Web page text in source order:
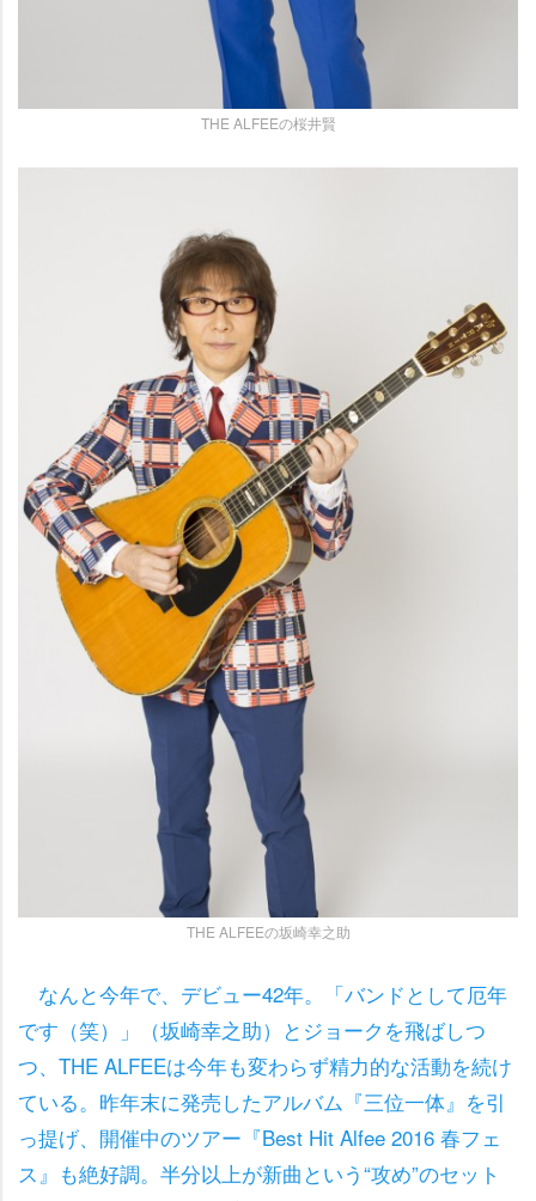
THE ALFEEの桜井賢
THE ALFEEの坂崎幸之助
なんと今年で、デビュー42年。「バンドとして厄年
です（笑）」（坂崎幸之助）とジョークを飛ばしつ
つ、THE ALFEEは今年も変わらず精力的な活動を続け
ている。昨年末に発売したアルバム『三位一体』を引
っ提げ、開催中のツアー『Best Hit Alfee 2016 春フェ
ス』も絶好調。半分以上が新曲という“攻め”のセット